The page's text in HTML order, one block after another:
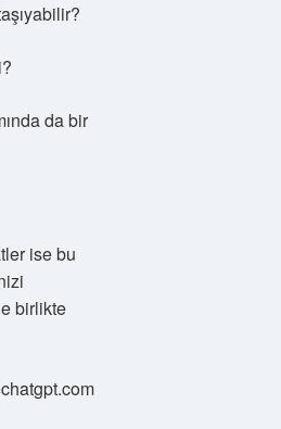
da bir
ise bu
birlikte